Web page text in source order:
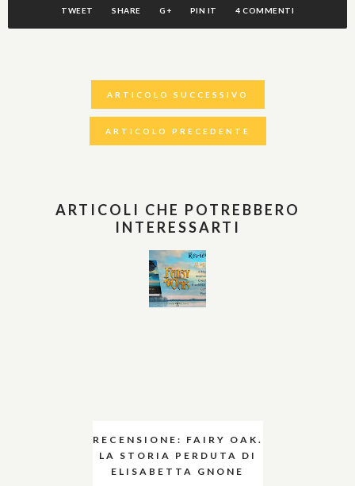
TWEET SHARE G+ PIN IT 4 COMMENTI
ARTICOLO SUCCESSIVO
ARTICOLO PRECEDENTE
ARTICOLI CHE POTREBBERO
INTERESSARTI
RECENSIONE: FAIRY OAK.
LA STORIA PERDUTA DI
ELISABETTA GNONE